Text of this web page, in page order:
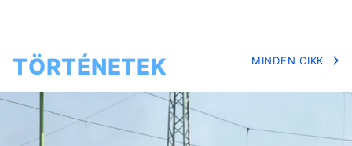
TÖRTÉNETEK MINDEN CIKK